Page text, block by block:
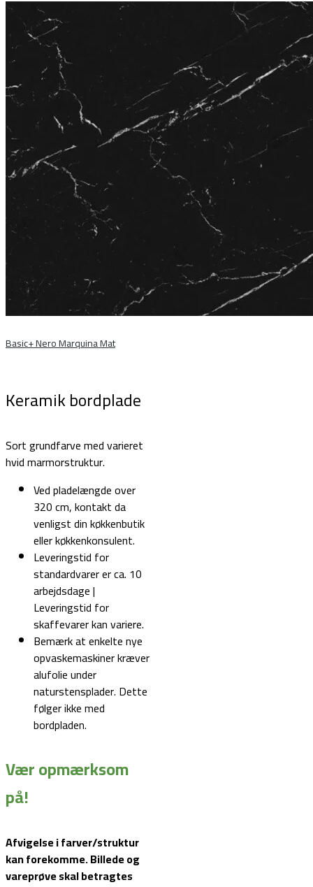
Basic+ Nero Marquina Mat
Keramik bordplade
Sort grundfarve med varieret
hvid marmorstruktur.
Ved pladelængde over
320 cm, kontakt da
venligst din køkkenbutik
eller køkkenkonsulent.
Leveringstid for
standardvarer er ca. 10
arbejdsdage |
Leveringstid for
skaffevarer kan variere.
Bemærk at enkelte nye
opvaskemaskiner kræver
alufolie under
naturstensplader. Dette
følger ikke med
bordpladen.
Vær opmærksom
på!
Afvigelse i farver/struktur
kan forekomme. Billede og
vareprøve skal betragtes